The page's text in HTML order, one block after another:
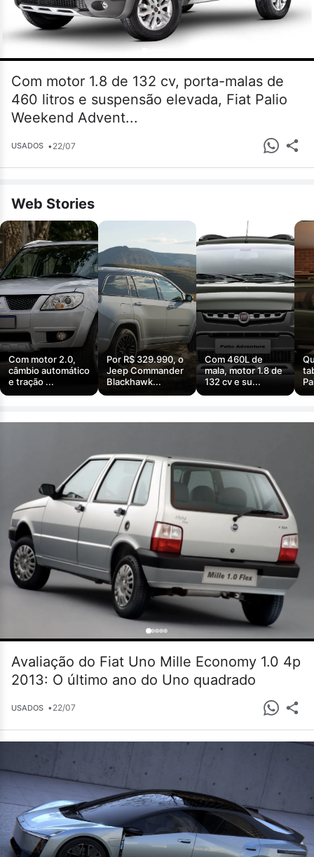
Com motor 1.8 de 132 cv, porta-malas de
460 litros e suspensão elevada, Fiat Palio
Weekend Advent...
USADOS •22/07
Web Stories
Com motor 2.0,
câmbio automático
e tração ...
Por R$ 329.990, o
Jeep Commander
Blackhawk...
Com 460L de
mala, motor 1.8 de
132 cv e su...
Avaliação do Fiat Uno Mille Economy 1.0 4p
2013: O último ano do Uno quadrado
USADOS •22/07